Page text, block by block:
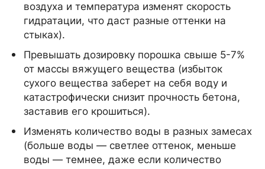
воздуха и температура изменят скорость
гидратации, что даст разные оттенки на
стыках).
Превышать дозировку порошка свыше 5-7%
от массы вяжущего вещества (избыток
сухого вещества заберет на себя воду и
катастрофически снизит прочность бетона,
заставив его крошиться).
Изменять количество воды в разных замесах
(больше воды — светлее оттенок, меньше
воды — темнее, даже если количество